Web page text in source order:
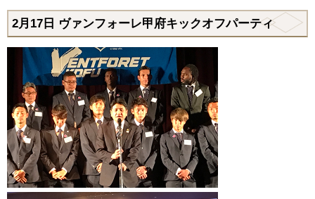
2月17日 ヴァンフォーレ甲府キックオフパーティ